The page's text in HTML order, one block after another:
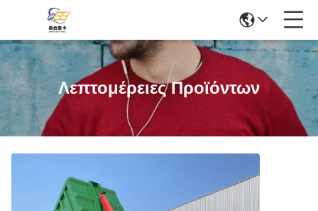
Λεπτομέρειες Προϊόντων